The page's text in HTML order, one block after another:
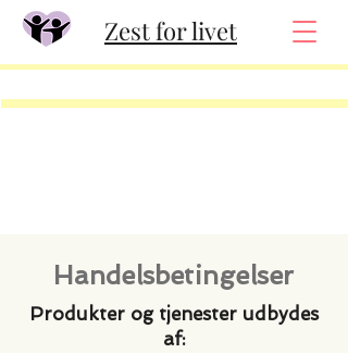
Zest for livet
Handelsbetingelser
Produkter og tjenester udbydes
af: